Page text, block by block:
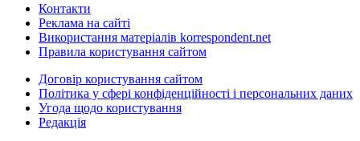
Контакти
Реклама на сайті
Використання матеріалів korrespondent.net
Правила користування сайтом
Договір користування сайтом
Політика у сфері конфіденційності і персональних даних
Угода щодо користування
Редакція